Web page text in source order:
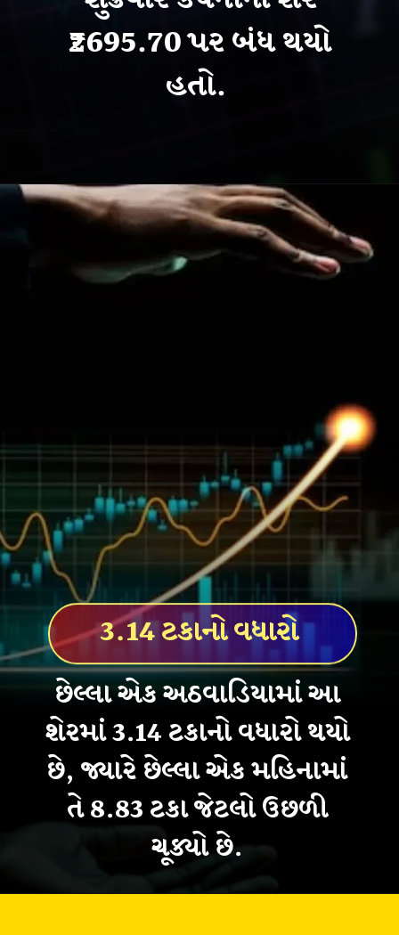
₹2695.70 પર બંધ થયો
હતો.
છેલ્લા એક અઠવાડિયામાં આ
શેરમાં 3.14 ટકાનો વધારો થયો
છે, જ્યારે છેલ્લા એક મહિનામાં
તે 8.83 ટકા જેટલો ઉછળી
ચૂક્યો છે.
3.14 ટકાનો વધારો